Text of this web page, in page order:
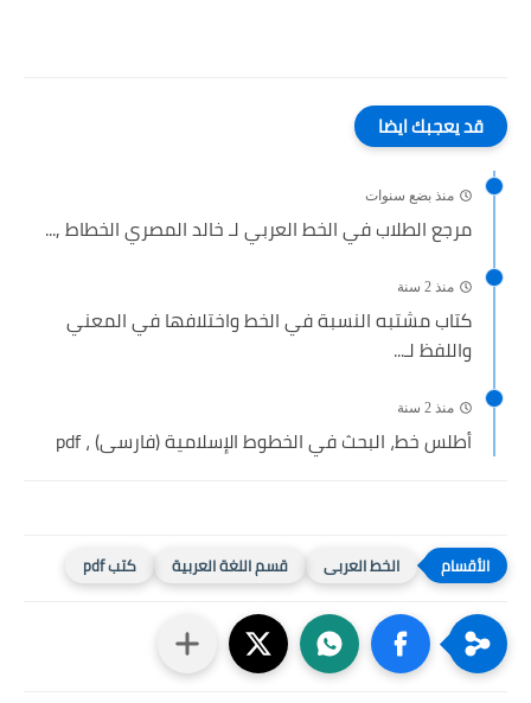
قد يعجبك ايضا
منذ بضع سنوات
مرجع الطلاب في الخط العربي لـ خالد المصري الخطاط ,...
منذ 2 سنة
كتاب مشتبه النسبة في الخط واختلافها في المعني
واللفظ لـ...
منذ 2 سنة
أطلس خط، البحث في الخطوط الإسلامية (فارسى) ، pdf
الخط العربى قسم اللغة العربية كتب pdf